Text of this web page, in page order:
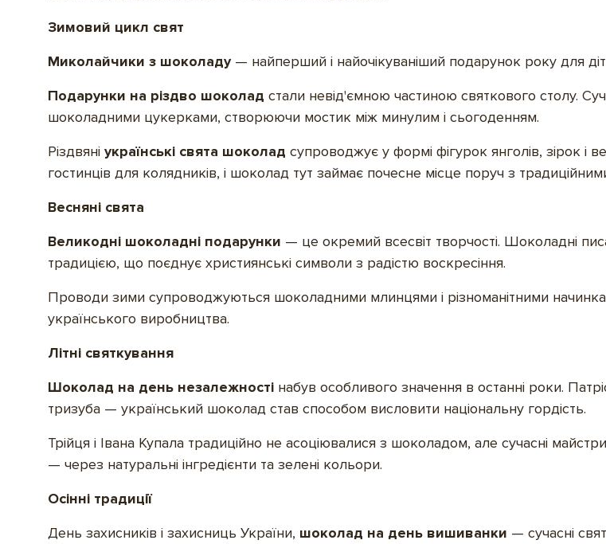
Зимовий цикл свят
Миколайчики з шоколаду— найперший і найочікуваніший подарунок року для
Подарунки на різдво шоколад стали невід'ємною частиною святкового столу.
шоколадними цукерками, створюючи мостик між минулим і сьогоденням.
Різдвяні українські свята шоколад супроводжує у формі фігурок янголів, зірок
гостинців для колядників, і шоколад тут займає почесне місце поруч з
Весняні свята
Великодні шоколадні подарунки — це окремий всесвіт творчості. Шоколадні
традицією, що поєднує християнські символи з радістю воскресіння.
Проводи зими супроводжуються шоколадними млинцями і різноманітними
українського виробництва.
Літні святкування
Шоколад на день незалежності набув особливого значення в останні роки.
тризуба — український шоколад став способом висловити національну гордість.
Трійця і Івана Купала традиційно не асоціювалися з шоколадом, але сучасні
— через натуральні інгредієнти та зелені кольори.
Осінні традиції
День захисників і захисниць України, шоколад на день вишиванки — сучасні